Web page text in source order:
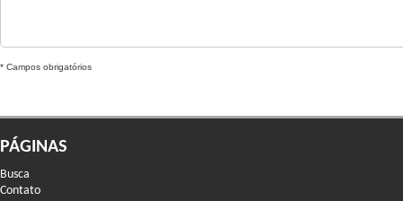
* Campos obrigatórios
PÁGINAS
Busca
Contato